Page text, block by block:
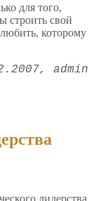
для того,
строить свой
которому
admin
лидерства